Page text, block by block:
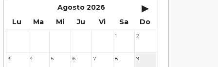
Agosto 2026
▸
Lu Ma Mi Ju Vi Sa Do
1 2
3 4 5 6 7 8 9